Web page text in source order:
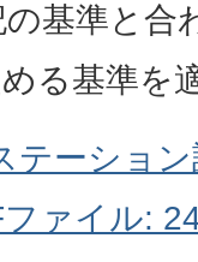
基準と合
る基準を
テーショ
ァイル: